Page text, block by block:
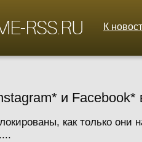
К
и Facebook*
как только